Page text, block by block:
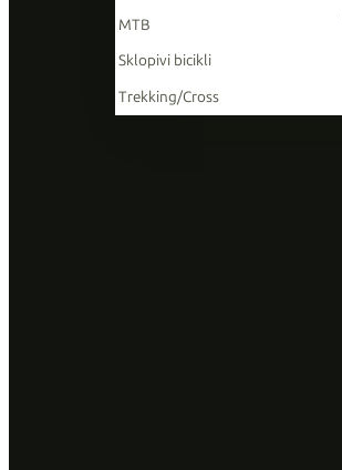
MTB
Sklopivi bicikli
Trekking/Cross